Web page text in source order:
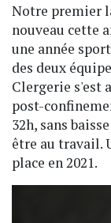
Notre premier
nouveau cette
une année
des deux
Clergerie s'est
post-
32h, sans
être au travail.
place en 2021.